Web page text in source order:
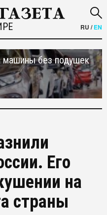
RU /EN
машины без подушек
Его
на
страны